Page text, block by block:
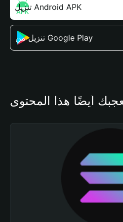
تنزيل Android APK
تنزيل من Google Play
أيضًا هذا المحتوى